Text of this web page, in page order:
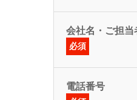
会社名・ご担当
必須
電話番号